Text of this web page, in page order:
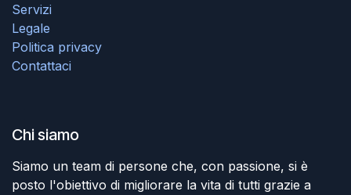
Servizi
Legale
Politica privacy
Contattaci
Chi siamo
Siamo un team di persone che, con passione, si è
posto l'obiettivo di migliorare la vita di tutti grazie a